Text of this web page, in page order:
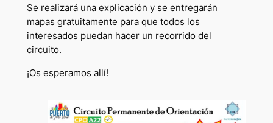
Se realizará una explicación y se entregarán
mapas gratuitamente para que todos los
interesados puedan hacer un recorrido del
circuito.
¡Os esperamos allí!